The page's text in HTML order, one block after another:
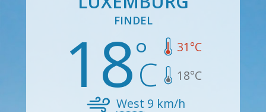
FINDEL
18 31°C
18°C
West 9 km/h